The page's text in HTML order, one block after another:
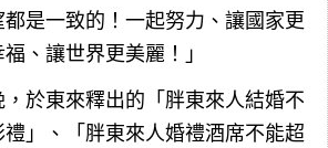
是一致的！一起努力、讓國家更
、讓世界更美麗！」
，於東來釋出的「胖東來人結婚不
」、「胖東來人婚禮酒席不能超